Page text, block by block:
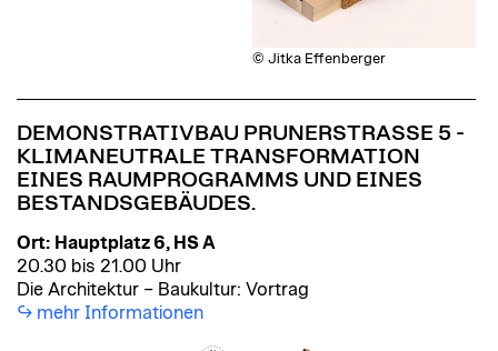
© Jitka Effenberger
DEMONSTRATIVBAU PRUNERSTRASSE 5 - K
LIMANEUTRALE TRANSFORMATION E
INES RAUMPROGRAMMS UND EINES B
ESTANDSGEBÄUDES.
Ort: Hauptplatz 6, HS A
20.30 bis 21.00 Uhr
Die Architektur – Baukultur: Vortrag
mehr Informationen